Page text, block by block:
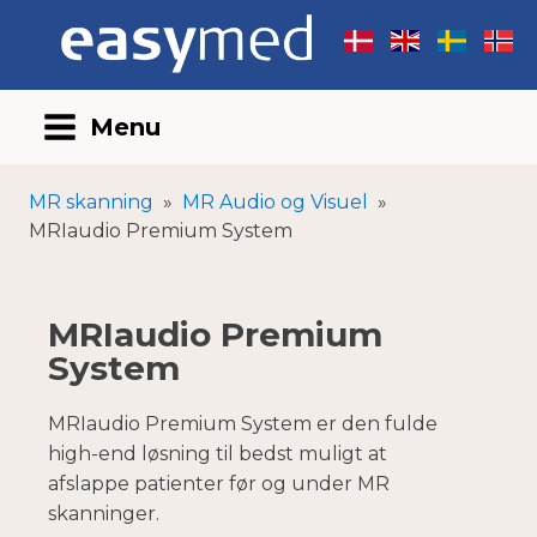
Menu
MR skanning » MR Audio og Visuel
»
MRIaudio Premium System
MRIaudio Premium
System
MRIaudio Premium System er den fulde
high-end løsning til bedst muligt at
afslappe patienter før og under MR
skanninger.